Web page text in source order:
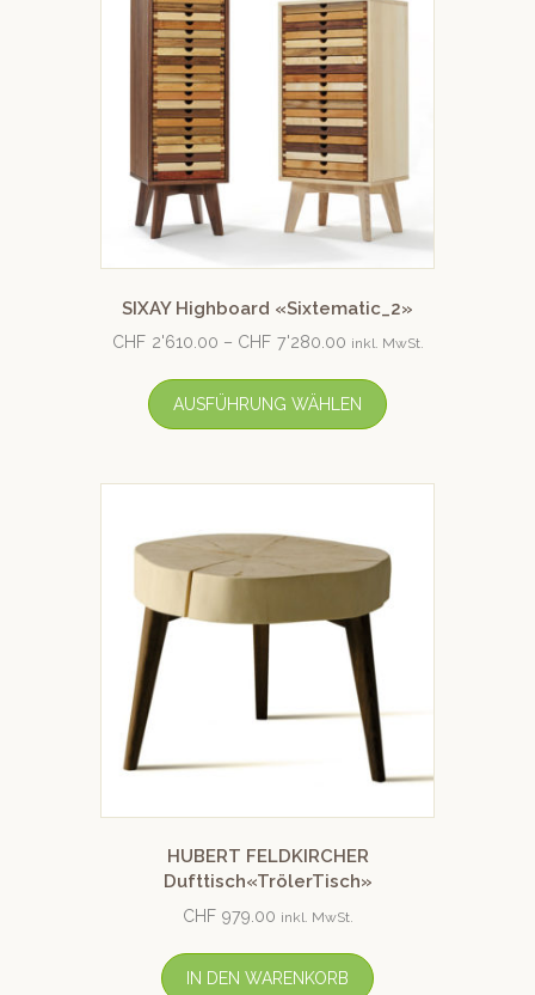
SIXAY Highboard «Sixtematic_2»
CHF 2'610.00 – CHF 7'280.00 inkl. MwSt.
AUSFÜHRUNG WÄHLEN
HUBERT FELDKIRCHER
Dufttisch«TrölerTisch»
CHF 979.00 inkl. MwSt.
IN DEN WARENKORB